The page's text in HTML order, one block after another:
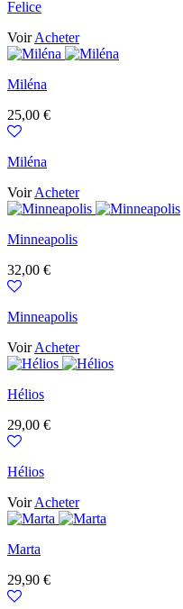
Felice
VoirAcheter
Miléna
Prix
25,00 €
Miléna
VoirAcheter
Minneapolis
Prix
32,00 €
Minneapolis
VoirAcheter
Hélios
Prix
29,00 €
Hélios
VoirAcheter
Marta
Prix
29,90 €